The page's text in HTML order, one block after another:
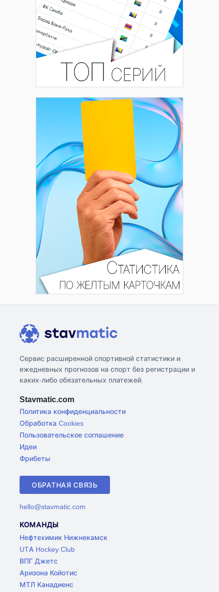
Сервис расширенной спортивной статистики и
ежедневных прогнозов на спорт без регистрации и
каких-либо обязательных платежей.
Stavmatic.com
Политика конфиденциальности
Обработка Cookies
Пользовательское соглашение
Идеи
Фрибеты
ОБРАТНАЯ СВЯЗЬ
hello@stavmatic.com
КОМАНДЫ
Нефтехимик Нижнекамск
UTA Hockey Club
ВПГ Джетс
Аризона Койотис
МТЛ Канадиенс